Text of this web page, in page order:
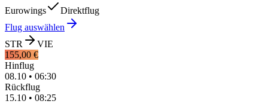
Eurowings
Direktflug
Flug auswählen
STR
VIE
155,00 €
Hinflug
08.10 • 06:30
Rückflug
15.10 • 08:25